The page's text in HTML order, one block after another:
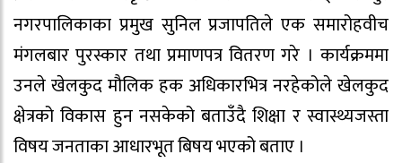
नगरपालिकाका प्रमुख सुनिल प्रजापतिले एक समारोहवीच
मंगलबार पुरस्कार तथा प्रमाणपत्र वितरण गरे । कार्यक्रममा
उनले खेलकुद मौलिक हक अधिकारभित्र नरहेकोले खेलकुद
क्षेत्रको विकास हुन नसकेको बताउँदै शिक्षा र स्वास्थ्यजस्ता
विषय जनताका आधारभूत बिषय भएको बताए ।